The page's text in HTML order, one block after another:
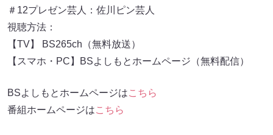
＃12プレゼン芸人：佐川ピン芸人
視聴方法：
【TV】 BS265ch（無料放送）
【スマホ・PC】BSよしもとホームページ（無料配信）
BSよしもとホームページはこちら
番組ホームページはこちら